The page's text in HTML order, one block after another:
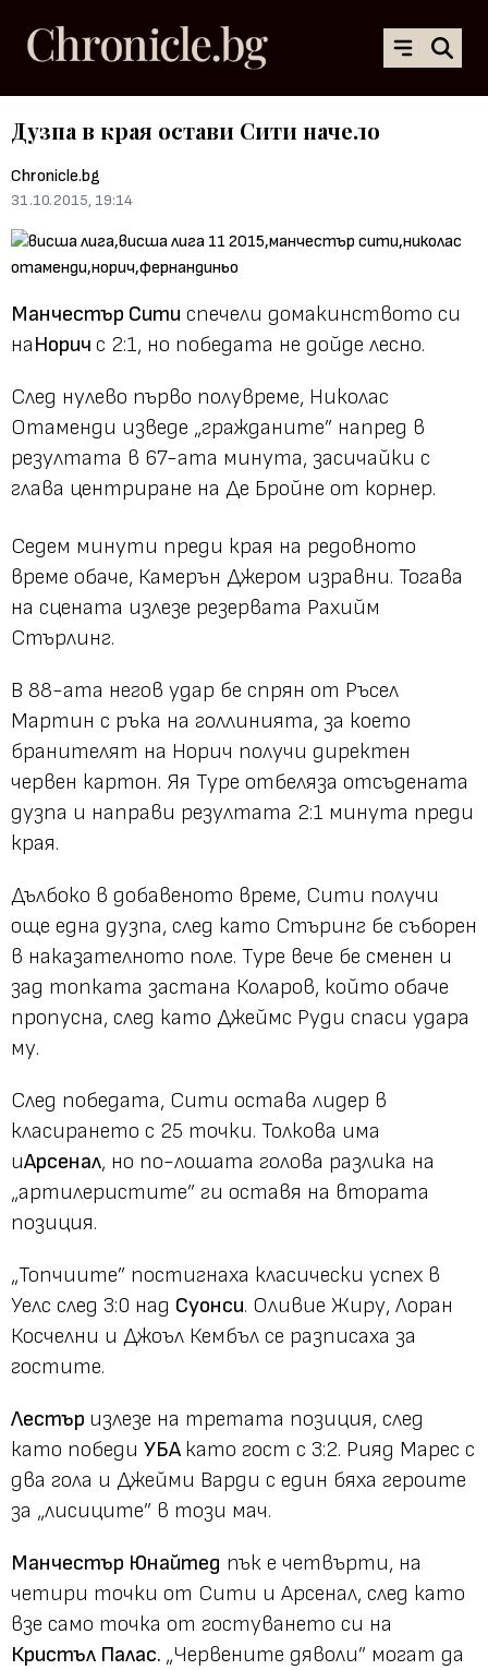
Дузпа в края остави Сити начело
Chronicle.bg
31.10.2015, 19:14
Манчестър Сити спечели домакинството си
наНорич с 2:1, но победата не дойде лесно.
След нулево първо полувреме, Николас
Отаменди изведе „гражданите” напред в
резултата в 67-ата минута, засичайки с
глава центриране на Де Бройне от корнер.
Седем минути преди края на редовното
време обаче, Камерън Джером изравни. Тогава
на сцената излезе резервата Рахийм
Стърлинг.
В 88-ата негов удар бе спрян от Ръсел
Мартин с ръка на голлинията, за което
бранителят на Норич получи директен
червен картон. Яя Туре отбеляза отсъдената
дузпа и направи резултата 2:1 минута преди
края.
Дълбоко в добавеното време, Сити получи
още една дузпа, след като Стъринг бе съборен
в наказателното поле. Туре вече бе сменен и
зад топката застана Коларов, който обаче
пропусна, след като Джеймс Руди спаси удара
му.
След победата, Сити остава лидер в
класирането с 25 точки. Толкова има
иАрсенал, но по-лошата голова разлика на
„артилеристите” ги оставя на втората
позиция.
„Топчиите” постигнаха класически успех в
Уелс след 3:0 над Суонси. Оливие Жиру, Лоран
Косчелни и Джоъл Кембъл се разписаха за
гостите.
Лестър излезе на третата позиция, след
като победи УБА като гост с 3:2. Рияд Марес с
два гола и Джейми Варди с един бяха героите
за „лисиците” в този мач.
Манчестър Юнайтед пък е четвърти, на
четири точки от Сити и Арсенал, след като
взе само точка от гостуването си на
Кристъл Палас. „Червените дяволи” могат да